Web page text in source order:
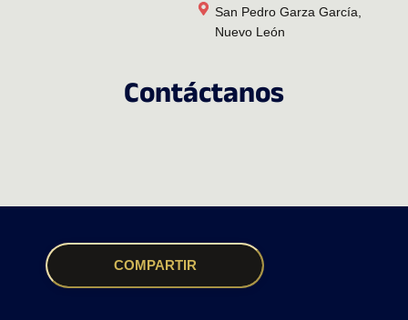
San Pedro Garza García,
Nuevo León
Contáctanos
COMPARTIR